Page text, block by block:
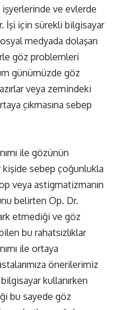
işyerlerinde ve evlerde
İşi için sürekli bilgisayar
medyada dolaşan
göz problemleri
günümüzde göz
veya zemindeki
çıkmasına sebep
ile gözünün
sebep çoğunlukla
veya astigmatizmanın
belirten Op. Dr.
etmediği ve göz
bu rahatsızlıklar
ile ortaya
önerilerimiz
kullanırken
bu sayede göz